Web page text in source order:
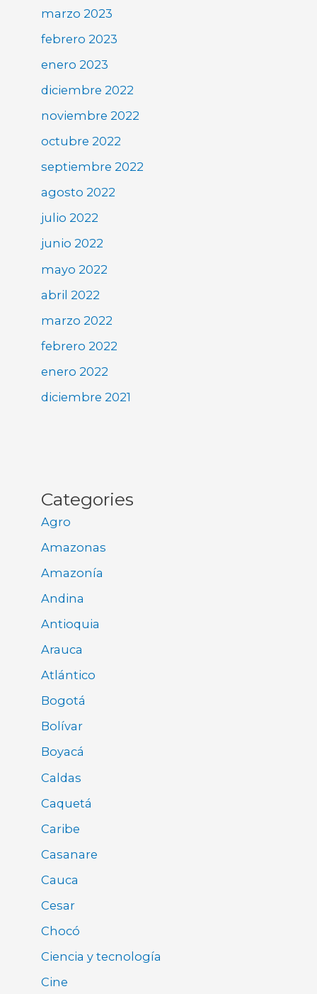
marzo 2023
febrero 2023
enero 2023
diciembre 2022
noviembre 2022
octubre 2022
septiembre 2022
agosto 2022
julio 2022
junio 2022
mayo 2022
abril 2022
marzo 2022
febrero 2022
enero 2022
diciembre 2021
Categories
Agro
Amazonas
Amazonía
Andina
Antioquia
Arauca
Atlántico
Bogotá
Bolívar
Boyacá
Caldas
Caquetá
Caribe
Casanare
Cauca
Cesar
Chocó
Ciencia y tecnología
Cine